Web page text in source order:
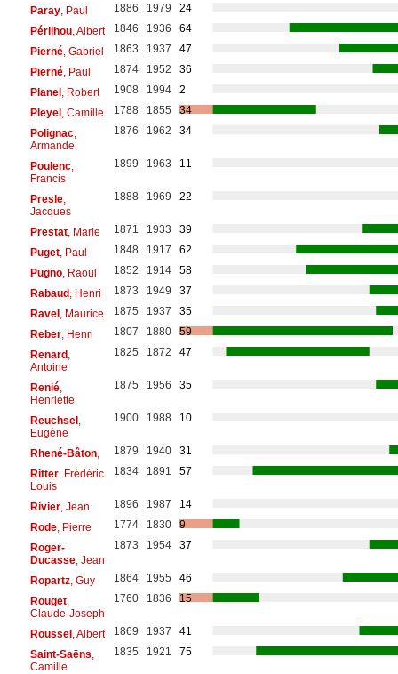
Paray, Paul 1886 1979
24
Périlhou, Albert 1846 1936
64
Pierné, Gabriel 1863 1937
47
Pierné, Paul 1874 1952
36
Planel, Robert 1908 1994
2
Pleyel, Camille 1788 1855
34
Polignac,
Armande
1876 1962 34
Poulenc,
Francis
1899 1963 11
Presle,
Jacques
1888 1969 22
Prestat, Marie 1871 1933
39
Puget, Paul 1848 1917
62
Pugno, Raoul 1852 1914
58
Rabaud, Henri 1873 1949
37
Ravel, Maurice 1875 1937
35
Reber, Henri 1807 1880
59
Renard,
Antoine
1825 1872 47
Renié,
Henriette
1875 1956 35
Reuchsel,
Eugène
1900 1988 10
Rhené-Bâton, 1879 1940
31
Ritter, Frédéric
Louis
1834 1891 57
Rivier, Jean 1896 1987
14
Rode, Pierre 1774 1830
9
Roger-
Ducasse, Jean
1873 1954 37
Ropartz, Guy 1864 1955
46
Rouget,
Claude-Joseph
1760 1836 15
Roussel, Albert 1869 1937
41
Saint-Saëns
Camille
1835 1921 75